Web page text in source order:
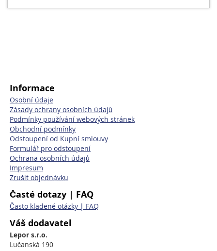
Informace
Osobní údaje
Zásady ochrany osobních údajů
Podmínky používání webových stránek
Obchodní podmínky
Odstoupení od Kupní smlouvy
Formulář pro odstoupení
Ochrana osobních údajů
Impresum
Zrušit objednávku
Časté dotazy | FAQ
Často kladené otázky | FAQ
Váš dodavatel
Lepor s.r.o.
Lučanská 190